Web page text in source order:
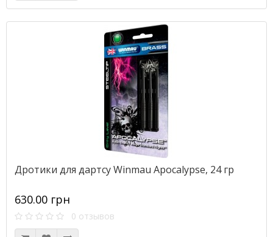
Дротики для дартсу Winmau Apocalypse, 24 гр
630.00 грн
0 отзывов